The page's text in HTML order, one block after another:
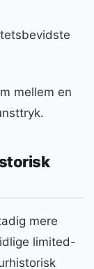
mellem en
mere
limited-